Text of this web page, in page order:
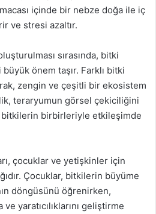
içinde bir nebze doğa ile iç
ve stresi azaltır.
sırasında, bitki
önem taşır. Farklı bitki
zengin ve çeşitli bir ekosistem
teraryumun görsel çekiciliğini
bitkilerin birbirleriyle etkileşimde
çocuklar ve yetişkinler için
Çocuklar, bitkilerin büyüme
döngüsünü öğrenirken,
yaratıcılıklarını geliştirme